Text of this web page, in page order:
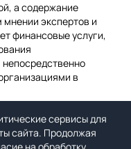
сервисы для
сайта. Продолжая
а содержание
мнении экспертов и
финансовые услуги,
в
на основе
заявок за